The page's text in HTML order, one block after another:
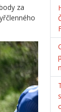
za